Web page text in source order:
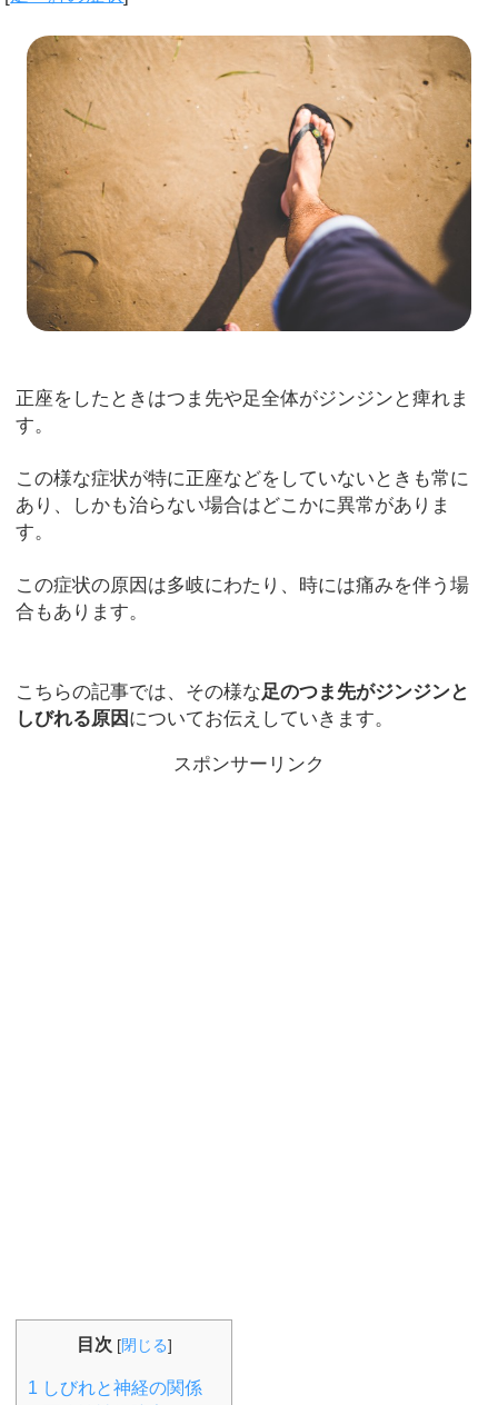
正座をしたときはつま先や足全体がジンジンと痺れま
す。
この様な症状が特に正座などをしていないときも常に
あり、しかも治らない場合はどこかに異常がありま
す。
この症状の原因は多岐にわたり、時には痛みを伴う場
合もあります。
こちらの記事では、その様な足のつま先がジンジンと
しびれる原因 についてお伝えしていきます。
スポンサーリンク
目次 [閉じる]
1 しびれと神経の関係